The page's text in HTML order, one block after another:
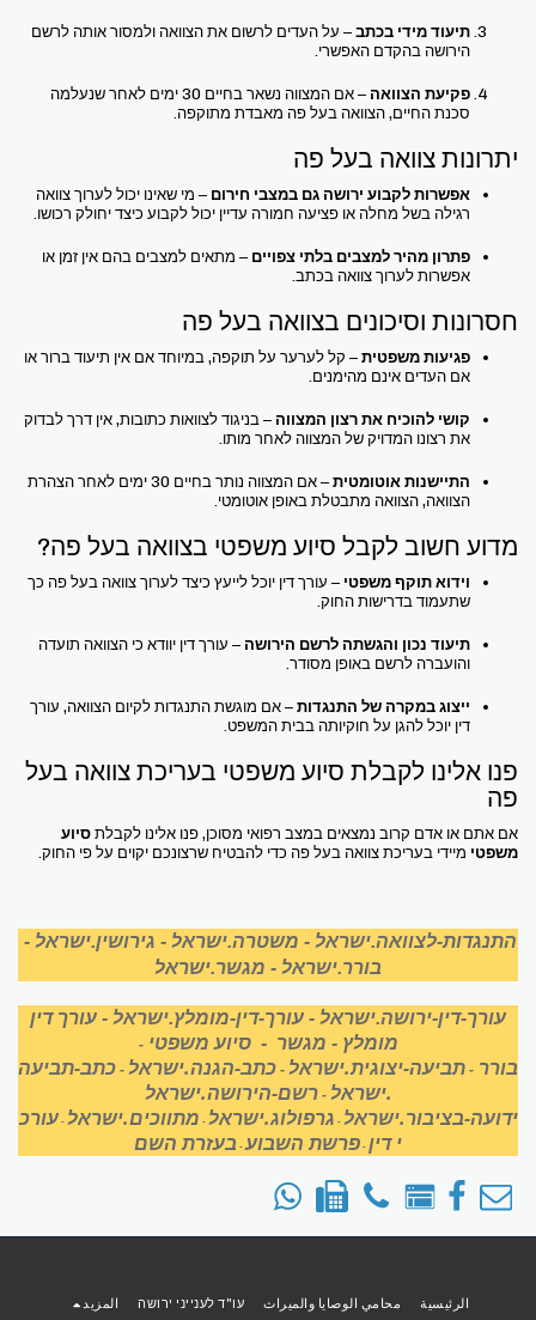
תיעוד מידי בכתב– על העדים לרשום את הצוואה ולמסור אותה לרשם
הירושה בהקדם האפשרי.
פקיעת הצוואה
– אם המצווה נשאר בחיים 30 ימים לאחר שנעלמה
סכנת החיים, הצוואה בעל פה מאבדת מתוקפה.
יתרונות צוואה בעל פה
אפשרות לקבוע ירושה גם במצבי חירום – מי שאינו יכול לערוך צוואה
רגילה בשל מחלה או פציעה חמורה עדיין יכול לקבוע כיצד יחולק רכושו.
פתרון מהיר למצבים בלתי צפויים – מתאים למצבים בהם אין זמן או
אפשרות לערוך צוואה בכתב.
חסרונות וסיכונים בצוואה בעל פה
פגיעות משפטית– קל לערער על תוקפה, במיוחד אם אין תיעוד ברור או
אם העדים אינם מהימנים.
קושי להוכיח את רצון המצווה – בניגוד לצוואות כתובות, אין דרך לבדוק
את רצונו המדויק של המצווה לאחר מותו.
התיישנות אוטומטית
– אם המצווה נותר בחיים 30 ימים לאחר הצהרת
הצוואה, הצוואה מתבטלת באופן אוטומטי.
מדוע חשוב לקבל סיוע משפטי בצוואה בעל פה?
וידוא תוקף משפטי – עורך דין יוכל לייעץ כיצד לערוך צוואה בעל פה כך
שתעמוד בדרישות החוק.
תיעוד נכון והגשתה לרשם הירושה – עורך דין יוודא כי הצוואה תועדה
והועברה לרשם באופן מסודר.
ייצוג במקרה של התנגדות– אם מוגשת התנגדות לקיום הצוואה, עורך
דין יוכל להגן על חוקיותה בבית המשפט.
פנו אלינו לקבלת סיוע משפטי בעריכת צוואה בעל
פה
אם אתם או אדם קרוב נמצאים במצב רפואי מסוכן, פנו אלינו לקבלתסיוע
משפטי מיידי בעריכת צוואה בעל פה כדי להבטיח שרצונכם יקוים על פי החוק.
התנגדות-לצוואה.ישראל - משטרה.ישראל - גירושין.ישראל -
בורר.ישראל - מגשר.ישראל
עורך-דין-ירושה.ישראל - עורך-דין-מומלץ.ישראל - עורך דין
מומלץ - מגשר -סיוע משפטי -
בורר - תביעה-יצוגית.ישראל - כתב-הגנה.ישראל - כתב-תביעה
.ישראל -רשם-הירושה.ישראל
ידועה-בציבור.ישראל - גרפולוג.ישראל - מתווכים.ישראל - עורכ
י דין - פרשת השבוע- בעזרת השם
الرئيسية محامي الوصايا والميراث עו"ד לענייני ירושה المزيد